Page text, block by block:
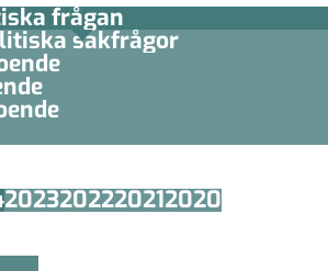
frågan
sakfrågor
2023202220212020